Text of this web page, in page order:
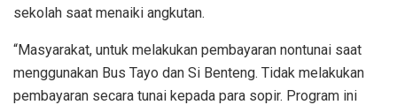
sekolah saat menaiki angkutan.
“Masyarakat, untuk melakukan pembayaran nontunai saat
menggunakan Bus Tayo dan Si Benteng. Tidak melakukan
pembayaran secara tunai kepada para sopir. Program ini